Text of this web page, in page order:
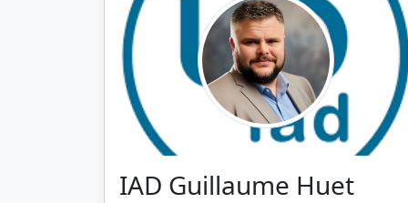
IAD Guillaume Huet